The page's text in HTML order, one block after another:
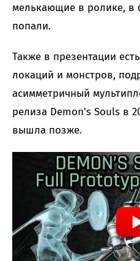
мелькающие в ролике,
попали.
Также в презентации
локаций и монстров,
асимметричный
релиза Demon's Souls в
вышла позже.